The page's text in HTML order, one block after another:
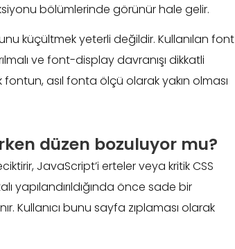
bölümlerinde görünür hale gelir.
küçültmek yeterli değildir. Kullanılan font
ve font-display davranışı dikkatli
asıl fonta ölçü olarak yakın olması
düzen bozuluyor mu?
JavaScript’i erteler veya kritik CSS
yapılandırıldığında önce sade bir
Kullanıcı bunu sayfa zıplaması olarak